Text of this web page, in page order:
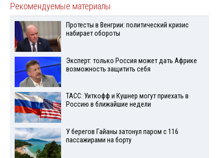
Рекомендуемые материалы
Протесты в Венгрии: политический кризис
набирает обороты
Эксперт: только Россия может дать Африке
возможность защитить себя
ТАСС: Уиткофф и Кушнер могут приехать в
Россию в ближайшие недели
У берегов Гайаны затонул паром с 116
пассажирами на борту